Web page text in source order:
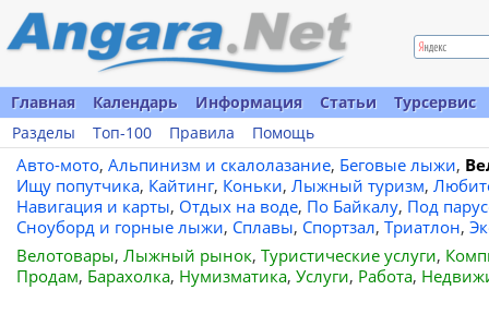
Главная Календарь Информация Статьи
Турсервис
Разделы
Топ-100 Правила Помощь
Авто-мото, Альпинизм и скалолазание, Беговые лыжи,
Ищу попутчика, Кайтинг, Коньки, Лыжный туризм,
Навигация и карты, Отдых на воде, По Байкалу, Под
Сноуборд и горные лыжи, Сплавы, Спортзал, Триатлон,
Велотовары, Лыжный рынок, Туристические услуги,
Продам, Барахолка, Нумизматика, Услуги, Работа,